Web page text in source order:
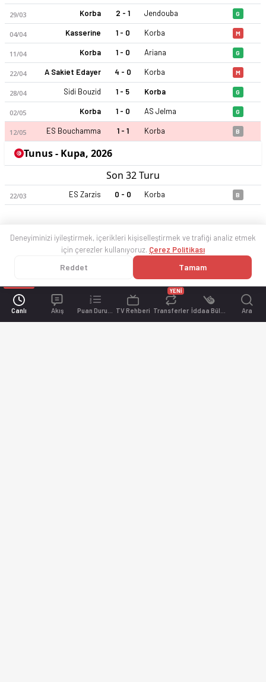
Canlı Akış TV Rehberi Transferler
YENİ
Ara
29/03 Korba 2 - 1 Jendouba G
04/04 Kasserine 1 - 0 Korba M
11/04 Korba 1 - 0 Ariana G
22/04 A Sakiet Edayer 4 - 0 Korba M
28/04 Sidi Bouzid 1 - 5 Korba G
02/05 Korba 1 - 0 AS Jelma G
12/05 ES Bouchamma 1 - 1 Korba B
Tunus - Kupa, 2026
Son 32 Turu
22/03 ES Zarzis 0 - 0 Korba B
Deneyiminizi iyileştirmek, içerikleri kişiselleştirmek ve trafiği analiz etmek
için çerezler kullanıyoruz. Çerez Politikası
Reddet Tamam